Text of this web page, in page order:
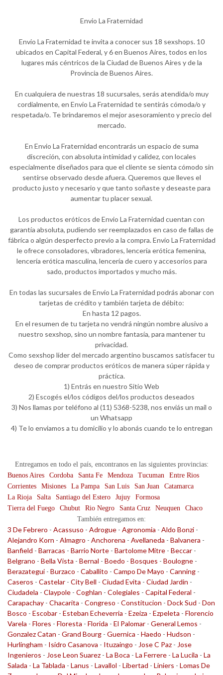
Envio La Fraternidad
Envio La Fraternidad te invita a conocer sus 18 sexshops. 10
ubicados en Capital Federal, y 6 en Buenos Aires, todos en los
lugares más céntricos de la Ciudad de Buenos Aires y de la
Provincia de Buenos Aires.
En cualquiera de nuestras 18 sucursales, serás atendida/o muy
cordialmente, en Envio La Fraternidad te sentirás cómoda/o y
respetada/o. Te brindaremos el mejor asesoramiento y precio del
mercado.
En Envio La Fraternidad encontrarás un espacio de suma
discreción, con absoluta intimidad y calidez, con locales
especialmente diseñados para que el cliente se sienta cómodo sin
sentirse observado desde afuera. Queremos que lleves el
producto justo y necesario y que tanto soñaste y deseaste para
aumentar tu placer sexual.
Los productos eróticos de Envio La Fraternidad cuentan con
garantía absoluta, pudiendo ser reemplazados en caso de fallas de
fábrica o algún desperfecto previo a la compra. Envio La Fraternidad
le ofrece consoladores, vibradores, lencería erótica femenina,
lencería erótica masculina, lencería de cuero y accesorios para
sado, productos importados y mucho más.
En todas las sucursales de Envio La Fraternidad podrás abonar con
tarjetas de crédito y también tarjeta de débito:
En hasta 12 pagos.
En el resumen de tu tarjeta no vendrá ningún nombre alusivo a
nuestro sexshop, sino un nombre fantasía, para mantener tu
privacidad.
Como sexshop líder del mercado argentino buscamos satisfacer tu
deseo de comprar productos eróticos de manera súper rápida y
práctica.
1) Entrás en nuestro Sitio Web
2) Escogés el/los códigos del/los productos deseados
3) Nos llamas por teléfono al (11) 5368-5238, nos enviás un mail o
un Whatsapp
4) Te lo enviamos a tu domicilio y lo abonás cuando te lo entregan
Entregamos en todo el país, encontranos en las siguientes provincias:
Buenos Aires
Cordoba Santa Fe Mendoza Tucuman
Entre Rios
Corrientes
Misiones La Pampa San Luis San Juan
Catamarca
La Rioja
Salta Santiago del Estero Jujuy
Formosa
Tierra del Fuego
Chubut Rio Negro Santa Cruz Neuquen
Chaco
También entregamos en:
3 De Febrero - Acassuso - Adrogue - Agronomia - Aldo Bonzi -
Alejandro Korn - Almagro - Anchorena - Avellaneda - Balvanera -
Banfield - Barracas - Barrio Norte - Bartolome Mitre - Beccar -
Belgrano - Bella Vista - Bernal - Boedo - Bosques - Boulogne -
Berazategui - Burzaco - Caballito - Campo De Mayo - Canning -
Caseros - Castelar - City Bell - Ciudad Evita - Ciudad Jardin -
Ciudadela - Claypole - Coghlan - Colegiales - Capital Federal -
Carapachay - Chacarita - Congreso - Constitucion - Dock Sud - Don
Bosco - Escobar - Esteban Echeverria - Ezeiza - Ezpeleta - Florencio
Varela - Flores - Floresta - Florida - El Palomar - General Lemos -
Gonzalez Catan - Grand Bourg - Guernica - Haedo - Hudson -
Hurlingham - Isidro Casanova - Ituzaingo - Jose C Paz - Jose
Ingenieros - Jose Leon Suarez - La Boca - La Ferrere - La Lucila - La
Salada - La Tablada - Lanus - Lavallol - Libertad - Liniers - Lomas De